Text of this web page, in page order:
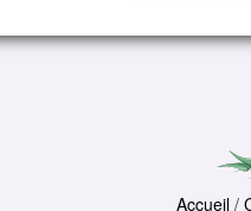
Accueil/